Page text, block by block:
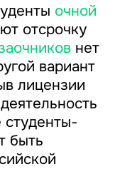
очной
отсрочку
нет
вариант
лицензии
студенты-
быть